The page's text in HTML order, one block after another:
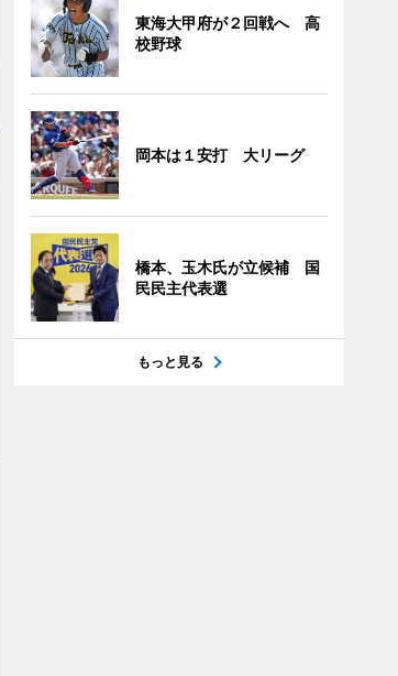
東海大甲府が２回戦へ 高
校野球
岡本は１安打 大リーグ
橋本、玉木氏が立候補 国
民民主代表選
もっと見る